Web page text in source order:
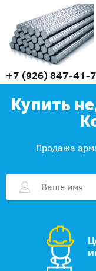
+7 (926) 847-41-
Купить
Продажа